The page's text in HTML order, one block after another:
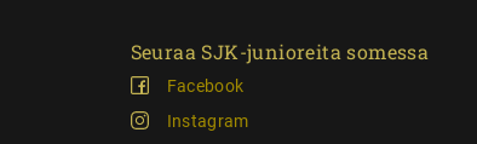
Seuraa SJK-junioreita somessa
Facebook
Instagram